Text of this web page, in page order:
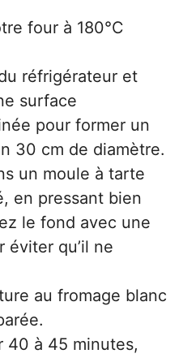
four à 180°C
réfrigérateur et
surface
pour former un
30 cm de diamètre.
un moule à tarte
en pressant bien
le fond avec une
qu’il ne
au fromage blanc
40 à 45 minutes,